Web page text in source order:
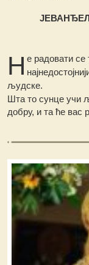
Н е радовати се
људске.
Шта то сунце учи
добру, и та ће вас